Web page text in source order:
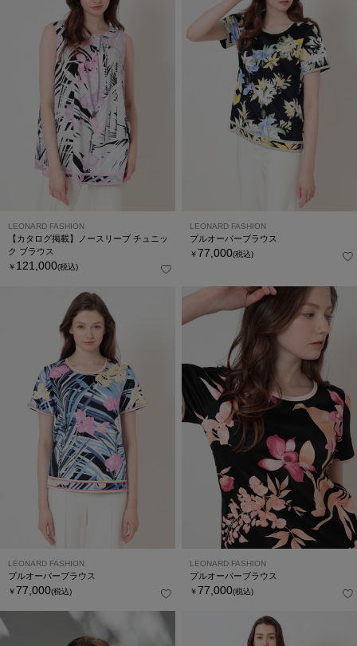
LEONARD FASHION
【カタログ掲載】ノースリーブ チュニッ
ク ブラウス
￥ 121,000(税込)
LEONARD FASHION
プルオーバーブラウス
￥ 77,000(税込)
LEONARD FASHION
プルオーバーブラウス
￥77,000(税込)
LEONARD FASHION
プルオーバーブラウス
￥ 77,000(税込)